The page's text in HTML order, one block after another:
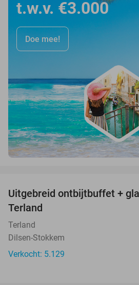
t.w.v. €3.000
Doe mee!
Uitgebreid ontbijtbuffet +
Terland
Terland
Dilsen-Stokkem
Verkocht: 5.129